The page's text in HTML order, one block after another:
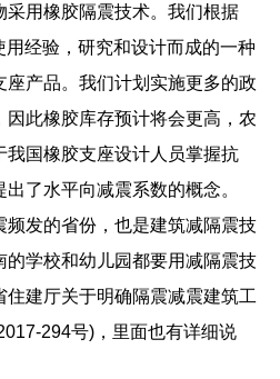
用橡胶隔震技术。我们根据
经验，研究和设计而成的一种
产品。我们计划实施更多的政
此橡胶库存预计将会更高，农
我国橡胶支座设计人员掌握抗
了水平向减震系数的概念。
频发的省份，也是建筑减隔震技
学校和幼儿园都要用减隔震技
建厅关于明确隔震减震建筑工
294号)，里面也有详细说